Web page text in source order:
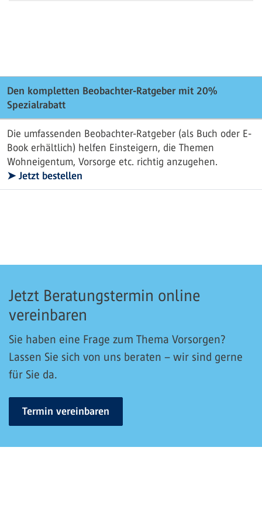
Den kompletten Beobachter-Ratgeber mit 20%
Spezialrabatt
Die umfassenden Beobachter-Ratgeber (als Buch oder E-
Book erhältlich) helfen Einsteigern, die Themen
Wohneigentum, Vorsorge etc. richtig anzugehen.
➤ Jetzt bestellen
Jetzt Beratungstermin online
vereinbaren
Sie haben eine Frage zum Thema Vorsorgen?
Lassen Sie sich von uns beraten – wir sind gerne
für Sie da.
Termin vereinbaren